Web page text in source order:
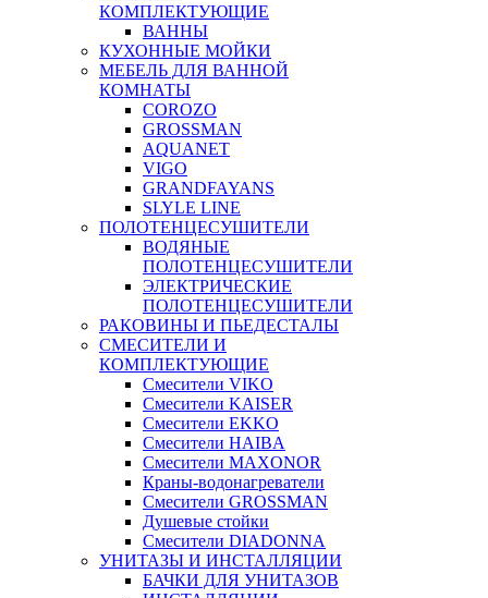
КОМПЛЕКТУЮЩИЕ
ВАННЫ
КУХОННЫЕ МОЙКИ
МЕБЕЛЬ ДЛЯ ВАННОЙ
КОМНАТЫ
COROZO
GROSSMAN
AQUANET
VIGO
GRANDFAYANS
SLYLE LINE
ПОЛОТЕНЦЕСУШИТЕЛИ
ВОДЯНЫЕ
ПОЛОТЕНЦЕСУШИТЕЛИ
ЭЛЕКТРИЧЕСКИЕ
ПОЛОТЕНЦЕСУШИТЕЛИ
РАКОВИНЫ И ПЬЕДЕСТАЛЫ
СМЕСИТЕЛИ И
КОМПЛЕКТУЮЩИЕ
Смесители VIKO
Смесители KAISER
Смесители EKKO
Смесители HAIBA
Смесители MAXONOR
Краны-водонагреватели
Смесители GROSSMAN
Душевые стойки
Смесители DIADONNA
УНИТАЗЫ И ИНСТАЛЛЯЦИИ
БАЧКИ ДЛЯ УНИТАЗОВ